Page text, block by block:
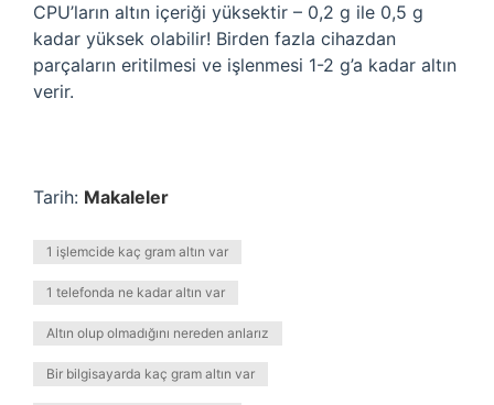
CPU’ların altın içeriği yüksektir – 0,2 g ile 0,5 g
kadar yüksek olabilir! Birden fazla cihazdan
parçaların eritilmesi ve işlenmesi 1-2 g’a kadar altın
verir.
Tarih: Makaleler
1 işlemcide kaç gram altın var
1 telefonda ne kadar altın var
Altın olup olmadığını nereden anlarız
Bir bilgisayarda kaç gram altın var